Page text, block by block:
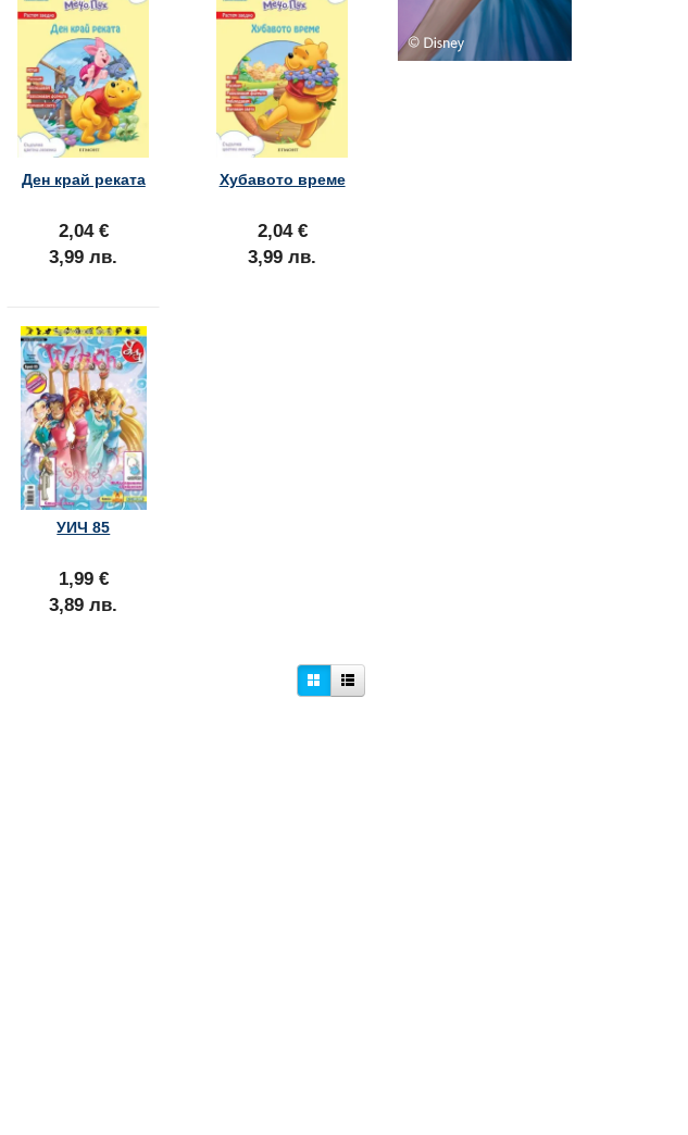
Ден край реката
2,04 €
3,99 лв.
Хубавото време
2,04 €
3,99 лв.
УИЧ 85
1,99 €
3,89 лв.